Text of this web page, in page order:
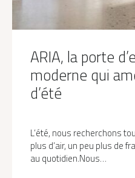
ARIA, la porte
moderne qui
d’été
L’été, nous recherchons
plus d’air, un peu plus de
au quotidien.Nous…